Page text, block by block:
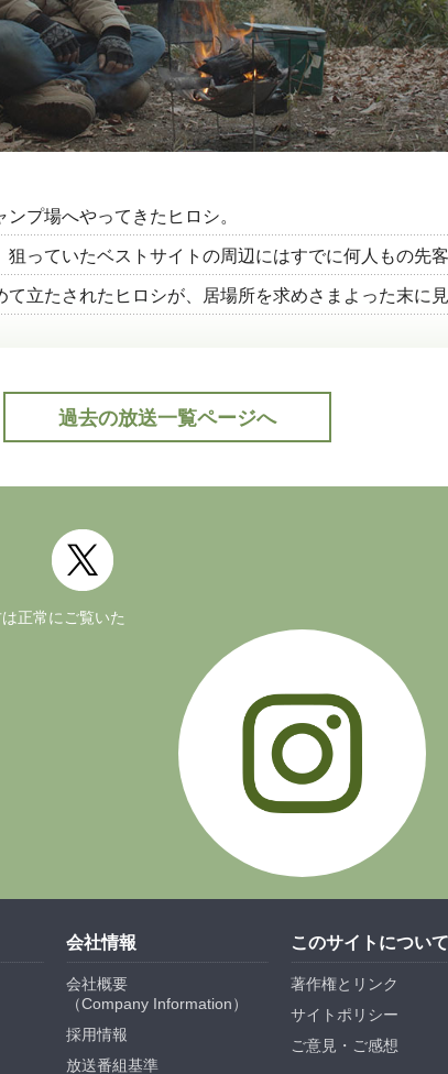
プ場へやってきたヒロシ。
っていたベストサイトの周辺にはすでに何人もの先
立たされたヒロシが、居場所を求めさまよった末に
過去の放送一覧ページへ
公式Twitter(外部サイト)
正常にご覧いた
会社情報
会社概要
（Company Information）
採用情報
放送番組基準
このサイトについて
著作権とリンク
サイトポリシー
ご意見・ご感想